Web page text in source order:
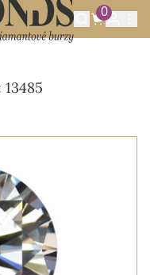
0
0.29CT G/VVS1 S IGI
13485